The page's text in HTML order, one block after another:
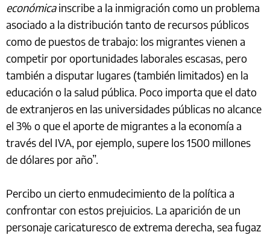
económicainscribe a la inmigración como un problema
asociado a la distribución tanto de recursos públicos
como de puestos de trabajo: los migrantes vienen a
competir por oportunidades laborales escasas, pero
también a disputar lugares (también limitados) en la
educación o la salud pública. Poco importa que el dato
de extranjeros en las universidades públicas no alcance
el 3% o que el aporte de migrantes a la economía a
través del IVA, por ejemplo, supere los 1500 millones
de dólares por año”.
Percibo un cierto enmudecimiento de la política a
confrontar con estos prejuicios. La aparición de un
personaje caricaturesco de extrema derecha, sea fugaz